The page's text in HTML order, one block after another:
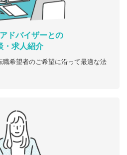
ドバイザーとの
・求人紹介
職希望者のご希望に沿って最適な法